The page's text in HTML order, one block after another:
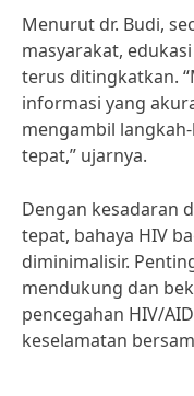
Menurut dr. Budi,
masyarakat,
terus ditingkatkan.
informasi yang
mengambil
tepat,” ujarnya.
Dengan kesadaran
tepat, bahaya HIV
diminimalisir.
mendukung dan
pencegahan HIV/
keselamatan